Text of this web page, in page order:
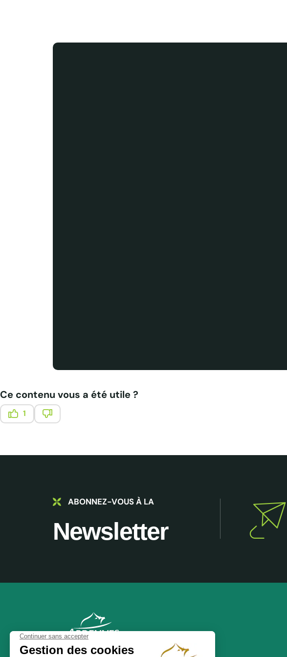
Ce contenu vous a été utile ?
1
ABONNEZ-VOUS À LA
Newsletter
ADT des Ardennes ProNOS BROCHURES